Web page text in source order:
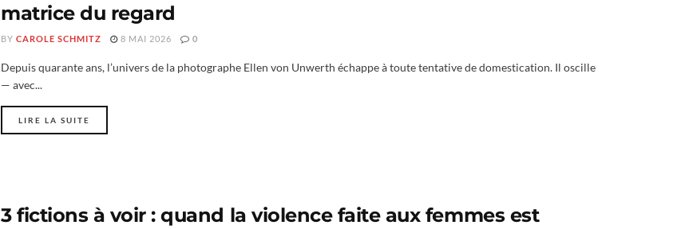
matrice du regard
BY CAROLE SCHMITZ 8 MAI 2026 0
Depuis quarante ans, l’univers de la photographe Ellen von Unwerth échappe à toute tentative de domestication. Il oscille
— avec...
LIRE LA SUITE
3 fictions à voir : quand la violence faite aux femmes est